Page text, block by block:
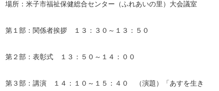
場所：米子市福祉保健総合センター（ふれあいの里）大会議室
第１部：関係者挨拶 １３：３０～１３：５０
第２部：表彰式 １３：５０～１４：００
第３部：講演 １４：１０～１５：４０ （演題）「あすを生き